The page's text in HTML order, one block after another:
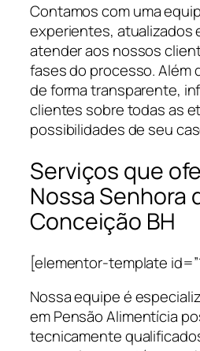
Contamos com uma
experientes, atualizados
atender aos nossos
fases do processo. Além
de forma transparente,
clientes sobre todas as
possibilidades de seu
Serviços que
Nossa Senhora
Conceição BH
[elementor-template
Nossa equipe é
em Pensão Alimentícia
tecnicamente